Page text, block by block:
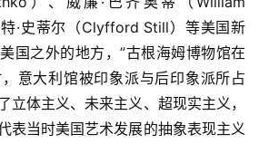
·史蒂尔（Clyfford Still）等美国新
国之外的地方，”古根海姆博物馆在
意大利馆被印象派与后印象派所占
立体主义、未来主义、超现实主义，
表当时美国艺术发展的抽象表现主义